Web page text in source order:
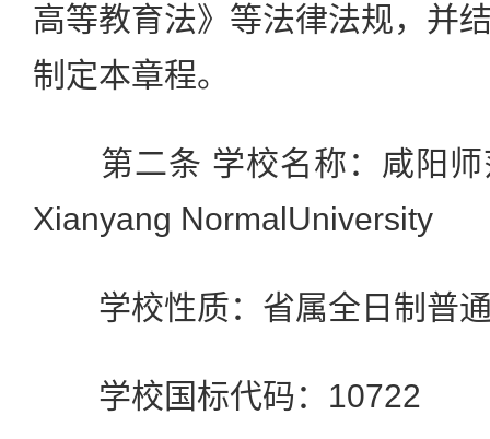
高等教育法》等法律法规，并
制定本章程。
第二条 学校名称：咸阳师
Xianyang NormalUniversity
学校性质：省属全日制普通
学校国标代码：10722